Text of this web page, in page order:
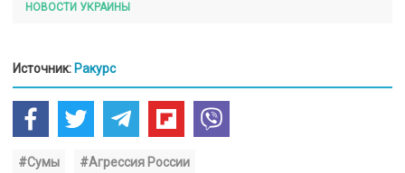
НОВОСТИ УКРАИНЫ
Источник: Ракурс
#Сумы #Агрессия России